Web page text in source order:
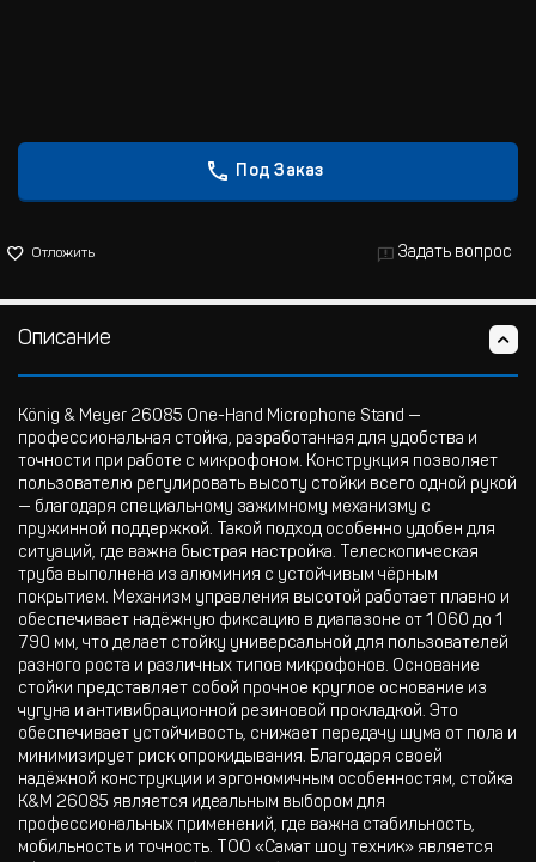
Под Заказ
Отложить Задать вопрос
Описание
König & Meyer 26085 One-Hand Microphone Stand —
профессиональная стойка, разработанная для удобства и
точности при работе с микрофоном. Конструкция позволяет
пользователю регулировать высоту стойки всего одной рукой
— благодаря специальному зажимному механизму с
пружинной поддержкой. Такой подход особенно удобен для
ситуаций, где важна быстрая настройка. Телескопическая
труба выполнена из алюминия с устойчивым чёрным
покрытием. Механизм управления высотой работает плавно и
обеспечивает надёжную фиксацию в диапазоне от 1 060 до 1
790 мм, что делает стойку универсальной для пользователей
разного роста и различных типов микрофонов. Основание
стойки представляет собой прочное круглое основание из
чугуна и антивибрационной резиновой прокладкой. Это
обеспечивает устойчивость, снижает передачу шума от пола и
минимизирует риск опрокидывания. Благодаря своей
надёжной конструкции и эргономичным особенностям, стойка
K&M 26085 является идеальным выбором для
профессиональных применений, где важна стабильность,
мобильность и точность. ТОО «Самат шоу техник» является